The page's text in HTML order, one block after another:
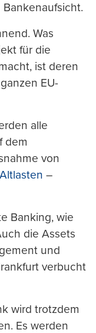
Was
für die
ist deren
EU-
alle
dem
von
–
Banking, wie
die Assets
und
verbucht
wird trotzdem
Es werden